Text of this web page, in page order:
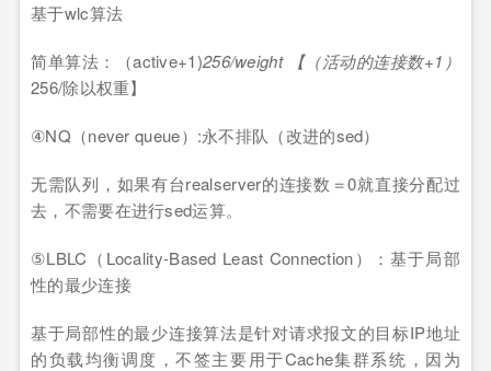
基于wlc算法
简单算法：（active+1)256/weight 【（活动的连接数+1）
256/除以权重】
④NQ（never queue）:永不排队（改进的sed）
无需队列，如果有台realserver的连接数＝0就直接分配过
去，不需要在进行sed运算。
⑤LBLC（Locality-Based Least Connection）：基于局部
性的最少连接
基于局部性的最少连接算法是针对请求报文的目标IP地址
的负载均衡调度，不签主要用于Cache集群系统，因为